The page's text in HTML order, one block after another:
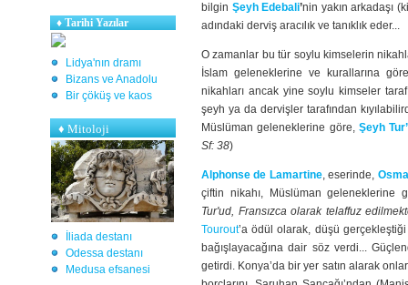
♦ Tarihi Yazılar
Lidya'nın dramı
Bizans ve Anadolu
Bir çöküş ve kaos
♦Mitoloji
İliada destanı
Odessa destanı
Medusa efsanesi
bilgin Şeyh Edebali’nin yakın arkadaşı
adındaki derviş aracılık ve tanıklık eder...
O zamanlar bu tür soylu kimselerin
İslam geleneklerine ve kurallarına
nikahları ancak yine soylu kimseler
şeyh ya da dervişler tarafından
Müslüman geleneklerine göre,Şeyh
Sf: 38)
Alphonse de Lamartine, eserinde,
çiftin nikahı, Müslüman geleneklerine
Tur'ud, Fransızca olarak telaffuz
Tourout’a ödül olarak, düşü
bağışlayacağına dair söz verdi...
getirdi. Konya’da bir yer satın alarak